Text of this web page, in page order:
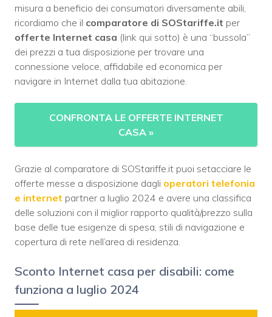
misura a beneficio dei consumatori diversamente abili,
ricordiamo che il comparatore di SOStariffe.it per
offerte Internet casa (link qui sotto) è una “bussola”
dei prezzi a tua disposizione per trovare una
connessione veloce, affidabile ed economica per
navigare in Internet dalla tua abitazione.
CONFRONTA LE OFFERTE INTERNET
CASA »
Grazie al comparatore di SOStariffe.it puoi setacciare le
offerte messe a disposizione dagli operatori telefonia
e internet partner a luglio 2024 e avere una classifica
delle soluzioni con il miglior rapporto qualità/prezzo sulla
base delle tue esigenze di spesa, stili di navigazione e
copertura di rete nell’area di residenza.
Sconto Internet casa per disabili: come
funziona a luglio 2024